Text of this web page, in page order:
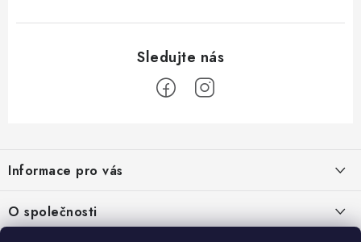
p
a
t
Informace pro vás
Podmínky ochrany osobních údajů
O společnosti